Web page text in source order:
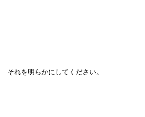
それを明らかにしてください。